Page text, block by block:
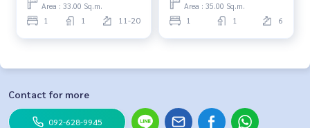
Area : 33.00 Sq.m.
1 1 11-20
Area : 35.00 Sq.m.
1 1 6
Contact for more
092-628-9945